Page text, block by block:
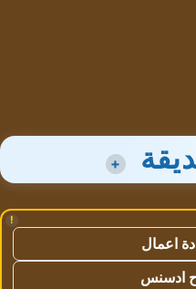
+
!
اعمال
ادسنس